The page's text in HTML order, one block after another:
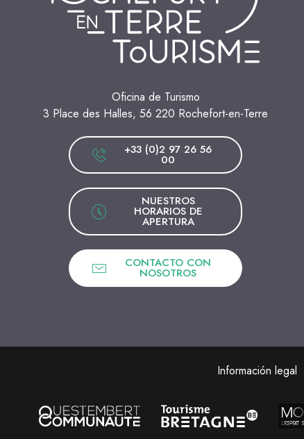
Oficina de Turismo
3 Place des Halles, 56 220 Rochefort-en-Terre
+33 (0)2 97 26 56
00
NUESTROS
HORARIOS DE
APERTURA
CONTACTO CON
NOSOTROS
Información legal